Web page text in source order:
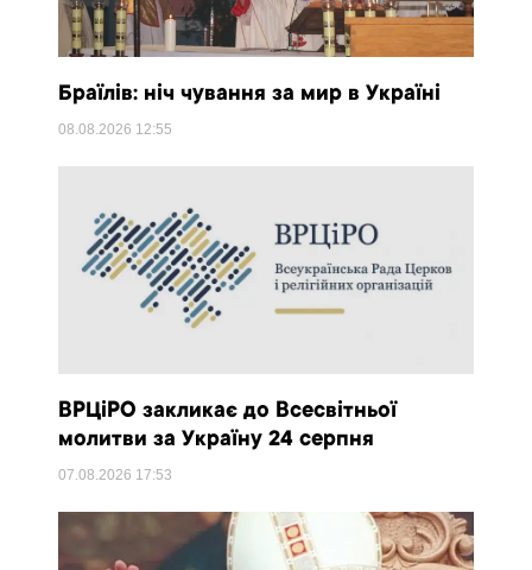
Браїлів: ніч чування за мир в Україні
08.08.2026 12:55
ВРЦіРО закликає до Всесвітньої
молитви за Україну 24 серпня
07.08.2026 17:53